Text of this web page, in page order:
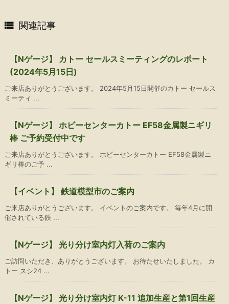
 関連記事
【Nゲージ】 カトー セールスミーティングのレポート
(2024年5月15日)
ご来店ありがとうございます。 2024年5月15日開催のカトー セールス
ミーティ ...
【Nゲージ】 ホビーセンターカトー EF58金属製ニギリ
棒 ご予約受付中です
ご来店ありがとうございます。 ホビーセンターカトー EF58金属製ニ
ギリ棒のご予 ...
【イベント】 鉄道模型市のご案内
ご来店ありがとうございます。 イベントのご案内です。 毎年4月に開
催されている鉄 ...
【Nゲージ】 光り分け室内灯入荷のご案内
ご訪問いただき、ありがとうございます。 お待たせいたしました。 カ
トー スシ24 ...
【Nゲージ】 光り分け室内灯 K-11 追加生産と第1回生産